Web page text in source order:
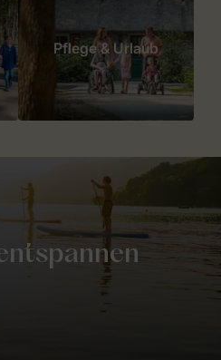
Pflege & Urlaub